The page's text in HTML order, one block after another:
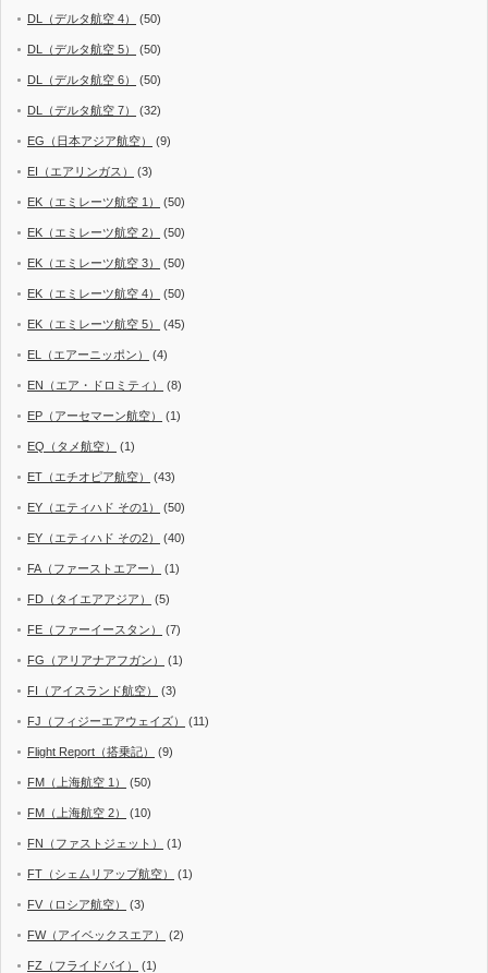
DL（デルタ航空 4） (50)
DL（デルタ航空 5） (50)
DL（デルタ航空 6） (50)
DL（デルタ航空 7） (32)
EG（日本アジア航空） (9)
EI（エアリンガス） (3)
EK（エミレーツ航空 1） (50)
EK（エミレーツ航空 2） (50)
EK（エミレーツ航空 3） (50)
EK（エミレーツ航空 4） (50)
EK（エミレーツ航空 5） (45)
EL（エアーニッポン） (4)
EN（エア・ドロミティ） (8)
EP（アーセマーン航空） (1)
EQ（タメ航空） (1)
ET（エチオピア航空） (43)
EY（エティハド その1） (50)
EY（エティハド その2） (40)
FA（ファーストエアー） (1)
FD（タイエアアジア） (5)
FE（ファーイースタン） (7)
FG（アリアナアフガン） (1)
FI（アイスランド航空） (3)
FJ（フィジーエアウェイズ） (11)
Flight Report（搭乗記） (9)
FM（上海航空 1） (50)
FM（上海航空 2） (10)
FN（ファストジェット） (1)
FT（シェムリアップ航空） (1)
FV（ロシア航空） (3)
FW（アイベックスエア） (2)
FZ（フライドバイ） (1)